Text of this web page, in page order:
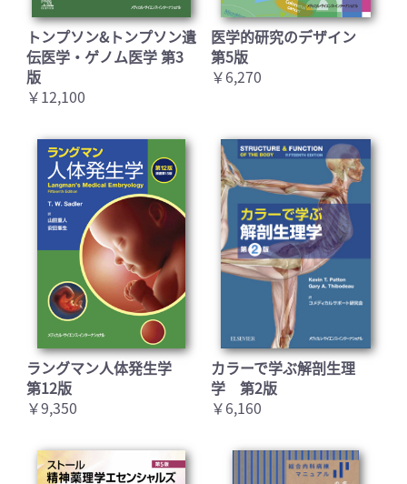
トンプソン&トンプソン遺
伝医学・ゲノム医学 第3
版
￥12,100
医学的研究のデザイン
第5版
￥6,270
ラングマン人体発生学
第12版
￥9,350
カラーで学ぶ解剖生理
学 第2版
￥6,160